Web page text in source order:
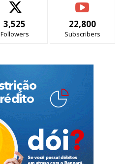
3,525
Followers
22,800
Subscribers